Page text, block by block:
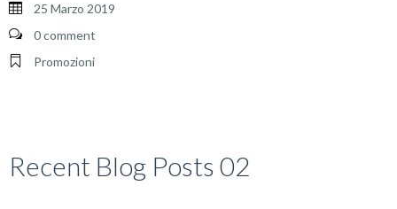
25 Marzo 2019
0 comment
Promozioni
Recent Blog Posts 02